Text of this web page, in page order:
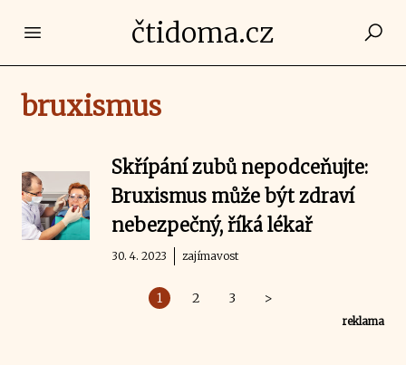
Open main menučtidoma.cz
bruxismus
Skřípání zubů nepodceňujte:
Bruxismus může být zdraví
nebezpečný, říká lékař
30. 4. 2023 zajímavost
1 2 3 >
reklama